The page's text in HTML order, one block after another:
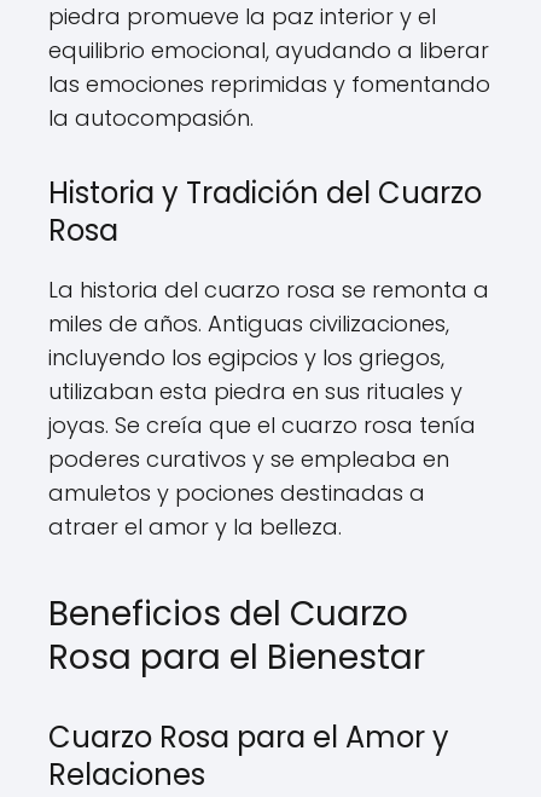
piedra promueve la paz interior y el
equilibrio emocional, ayudando a liberar
las emociones reprimidas y fomentando
la autocompasión.
Historia y Tradición del Cuarzo
Rosa
La historia del cuarzo rosa se remonta a
miles de años. Antiguas civilizaciones,
incluyendo los egipcios y los griegos,
utilizaban esta piedra en sus rituales y
joyas. Se creía que el cuarzo rosa tenía
poderes curativos y se empleaba en
amuletos y pociones destinadas a
atraer el amor y la belleza.
Beneficios del Cuarzo
Rosa para el Bienestar
Cuarzo Rosa para el Amor y
Relaciones